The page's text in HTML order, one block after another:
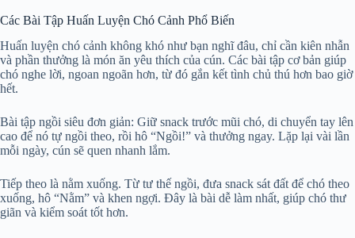
Các Bài Tập Huấn Luyện Chó Cảnh Phổ Biến
Huấn luyện chó cảnh không khó như bạn nghĩ đâu, chỉ cần kiên nhẫn
và phần thưởng là món ăn yêu thích của cún. Các bài tập cơ bản giúp
chó nghe lời, ngoan ngoãn hơn, từ đó gắn kết tình chủ thú hơn bao giờ
hết.
Bài tập ngồi siêu đơn giản: Giữ snack trước mũi chó, di chuyển tay lên
cao để nó tự ngồi theo, rồi hô “Ngồi!” và thưởng ngay. Lặp lại vài lần
mỗi ngày, cún sẽ quen nhanh lắm.
Tiếp theo là nằm xuống. Từ tư thế ngồi, đưa snack sát đất để chó theo
xuống, hô “Nằm” và khen ngợi. Đây là bài dễ làm nhất, giúp chó thư
giãn và kiểm soát tốt hơn.